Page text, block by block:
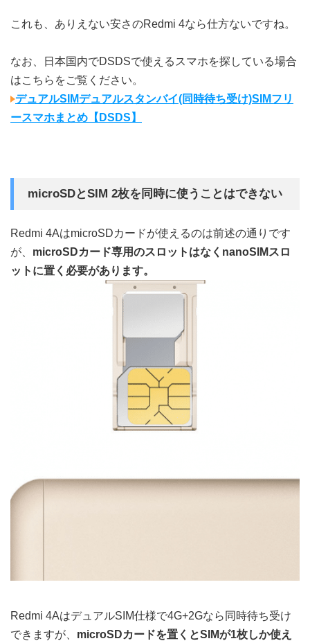
これも、ありえない安さのRedmi 4なら仕方ないですね。
なお、日本国内でDSDSで使えるスマホを探している場合
はこちらをご覧ください。
デュアルSIMデュアルスタンバイ(同時待ち受け)SIMフリ
ースマホまとめ【DSDS】
microSDとSIM 2枚を同時に使うことはできない
Redmi 4AはmicroSDカードが使えるのは前述の通りです
が、 microSDカード専用のスロットはなくnanoSIMスロ
ットに置く必要があります。
Redmi 4AはデュアルSIM仕様で4G+2Gなら同時待ち受け
できますが、 microSDカードを置くとSIMが1枚しか使え